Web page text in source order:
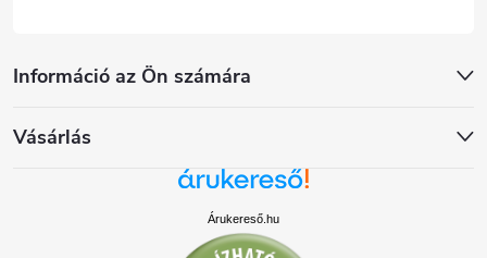
Információ az Ön számára
Vásárlás
Árukereső.hu